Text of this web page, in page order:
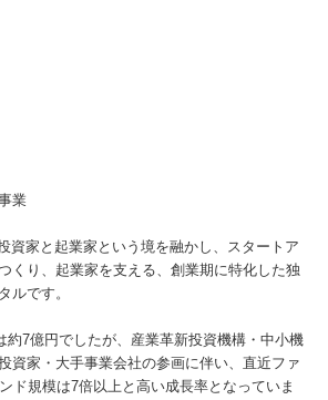
業
資家と起業家という境を融かし、スタートア
くり、起業家を支える、創業期に特化した独
ルです。
約7億円でしたが、産業革新投資機構・中小機
資家・大手事業会社の参画に伴い、直近ファ
ド規模は7倍以上と高い成長率となっていま